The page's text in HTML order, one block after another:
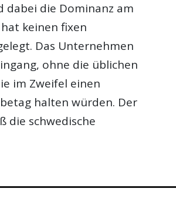
dabei die Dominanz am
keinen fixen
Das Unternehmen
ohne die üblichen
im Zweifel einen
halten würden. Der
die schwedische